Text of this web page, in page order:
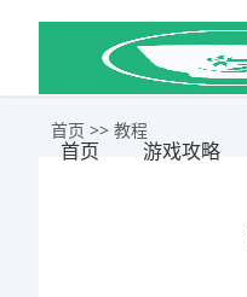
首页 游戏攻略
首页 >> 教程